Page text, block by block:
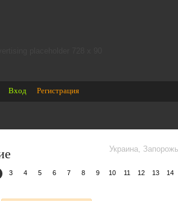
Вход Регистрация
Украина,
3 4 5 6 7 8 9 10 11 12 13 14